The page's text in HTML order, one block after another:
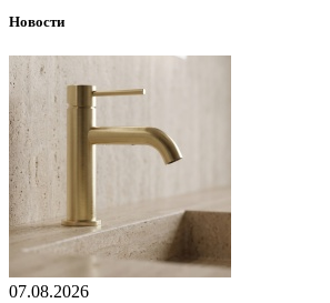
Новости
07.08.2026